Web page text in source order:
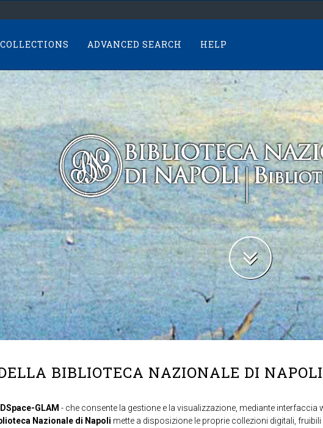
ADVANCED SEARCH HELP
BIBLIOTECA NAZIONALE DI NAPOLI
DSpace-GLAM - che consente la gestione e la visualizzazione, mediante
Nazionale di Napoli mette a disposizione le proprie collezioni digitali,